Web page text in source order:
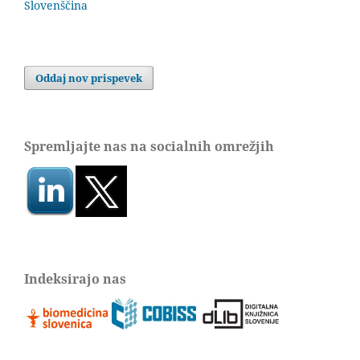
Slovenščina
Oddaj nov prispevek
Spremljajte nas na socialnih omrežjih
Indeksirajo nas